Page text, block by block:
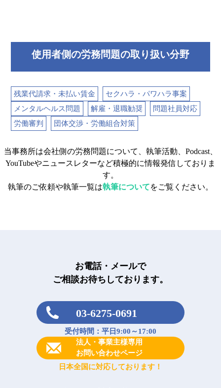
使用者側の労務問題の取り扱い分野
残業代請求・未払い賃金
セクハラ・パワハラ事案
メンタルヘルス問題
解雇・退職勧奨
問題社員対応
労働審判
団体交渉・労働組合対策
当事務所は会社側の労務問題について、執筆活動、Podcast、
YouTubeやニュースレターなど積極的に情報発信しておりま
す。
執筆のご依頼や執筆一覧は執筆についてをご覧ください。
お電話・メールで
ご相談お待ちしております。
03-6275-0691
受付時間：平日9:00～17:00
法人・事業主様専用
お問い合わせページ
日本全国に対応しております！